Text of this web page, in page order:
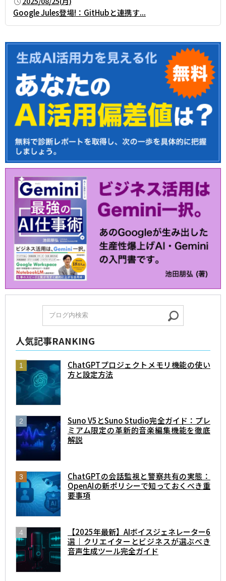
Google Jules登場!：GitHubと連携す...
人気記事RANKING
ChatGPTプロジェクトメモリ機能の使い
方と設定方法
Suno V5とSuno Studio完全ガイド：プレ
ミアム限定の革新的音楽編集機能を徹底
解説
ChatGPTの会話監視と警察共有の実態：
OpenAIの新ポリシーで知っておくべき重
要事項
【2025年最新】AIボイスジェネレーター6
選｜クリエイターとビジネスが選ぶべき
音声生成ツール完全ガイド